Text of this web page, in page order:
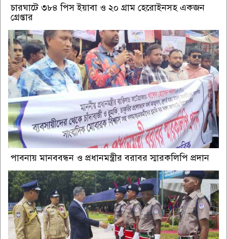
চারঘাটে ৩৮৪ পিস ইয়াবা ও ২০ গ্রাম হেরোইনসহ একজন
গ্রেপ্তার
পাবনায় মানববন্ধন ও প্রধানমন্ত্রীর বরাবর স্মারকলিপি প্রদান